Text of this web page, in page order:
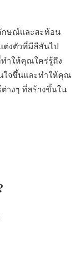
กษณ์และสะท้อน
ต่งตัวที่มีสีสันไป
ำให้คุณใคร่รู้ถึง
นใจขึ้นและทำให้คุณ
างๆ ที่สร้างขึ้นใน